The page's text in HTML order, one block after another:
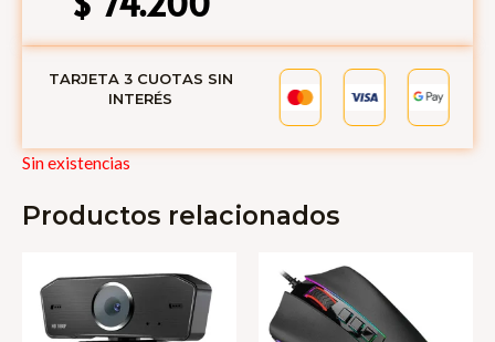
original
era:
$ 79.990.
actual
es:
$ 74.200.
TARJETA 3 CUOTAS SIN
INTERÉS
Sin existencias
Productos relacionados